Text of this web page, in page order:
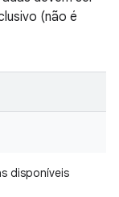
(não é
disponíveis